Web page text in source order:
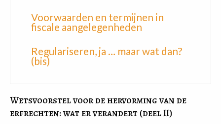
Voorwaarden en termijnen in
fiscale aangelegenheden
Regulariseren, ja … maar wat dan?
(bis)
Wetsvoorstel voor de hervorming van de
erfrechten: wat er verandert (deel II)